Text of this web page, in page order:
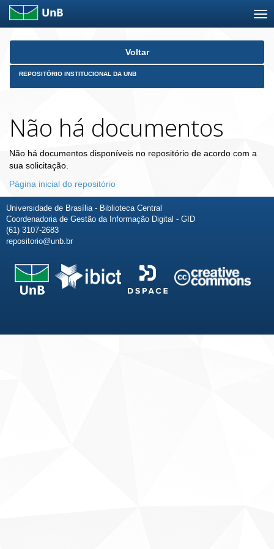
Skip
Voltar
REPOSITÓRIO INSTITUCIONAL DA UNB
Não há documentos
Não há documentos disponíveis no repositório de acordo com a
sua solicitação.
Página inicial do repositório
Universidade de Brasília - Biblioteca Central
Coordenadoria de Gestão da Informação Digital - GID
(61) 3107-2683
repositorio@unb.br